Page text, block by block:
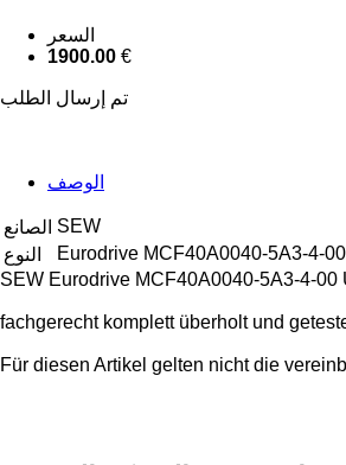
السعر
1900.00 €
تم إرسال الطلب
الوصف
الصانع SEW
النوع
Eurodrive MCF40A0040-5A3-4-
SEW Eurodrive MCF40A0040-5A3-4-
fachgerecht komplett überholt und
Für diesen Artikel gelten nicht die